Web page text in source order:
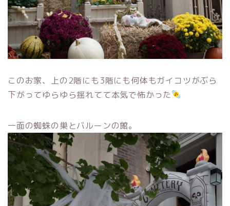
このお家、上の2階にも3階にも何体もガイコツがぶら
下がってゆらゆら揺れてて本気で怖かった
一面の蜘蛛の巣とバルーンの館。